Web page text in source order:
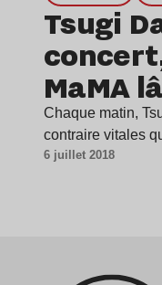
Tsugi
MaMA
Chaque matin,
contraire vitales
6 juillet 2018